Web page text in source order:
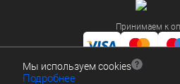
Принимаем к
Политика в отношении
Мы используем cookies
Подробнее